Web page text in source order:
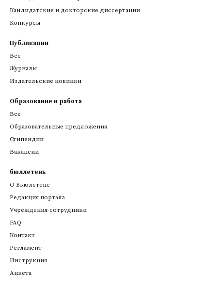
Кандидатские и докторские диссертации
Конкурсы
Публикации
Все
Журналы
Издательские новинки
Образование и работа
Все
Образовательные предложения
Стипендии
Вакансии
бюллетень
О Бьюлетене
Редакция портала
Учреждения-сотрудники
FAQ
Контакт
Регламент
Инструкция
Анкета